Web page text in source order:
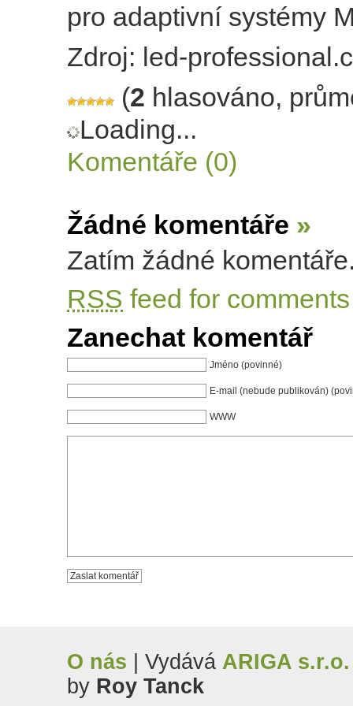
pro adaptivní systémy
Zdroj: led-
(2 hlasováno,
Loading...
Komentáře (0)
Žádné komentáře »
Zatím žádné
RSS feed for
Zanechat komentář
Jméno (povinné)
E-mail (nebude publikován)
WWW
O nás | Vydává ARIGA s.r.o.
by Roy Tanck